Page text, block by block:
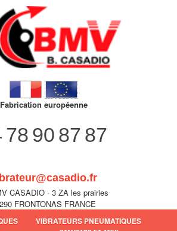
Fabrication européenne
78 90 87 87
CASADIO · 3 ZA les prairies
FRONTONAS FRANCE
VIBRATEURS PNEUMATIQUES